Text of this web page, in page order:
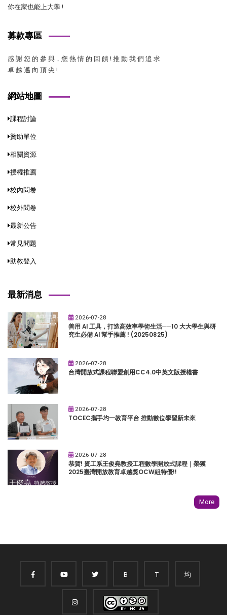
你在家也能上大學 !
募款專區
感 謝 您 的 參 與，您 熱 情 的 回 饋 ! 推 動 我 們 追 求
卓 越 邁 向 頂 尖 !
網站地圖
課程討論
贊助單位
相關資源
授權推薦
校內問卷
校外問卷
最新公告
常見問題
助教登入
最新消息
2026-07-28
善用 AI 工具，打造高效率學術生活──10 大大學生與研
究生必備 AI 幫手推薦 ! (20250825)
2026-07-28
台灣開放式課程聯盟創用CC4.0中英文版授權書
2026-07-28
TOCEC攜手均一教育平台 推動數位學習新未來
2026-07-28
恭賀! 資工系王俊堯教授工程數學開放式課程｜榮獲
2025臺灣開放教育卓越獎OCW組特優!!
More
B T 均